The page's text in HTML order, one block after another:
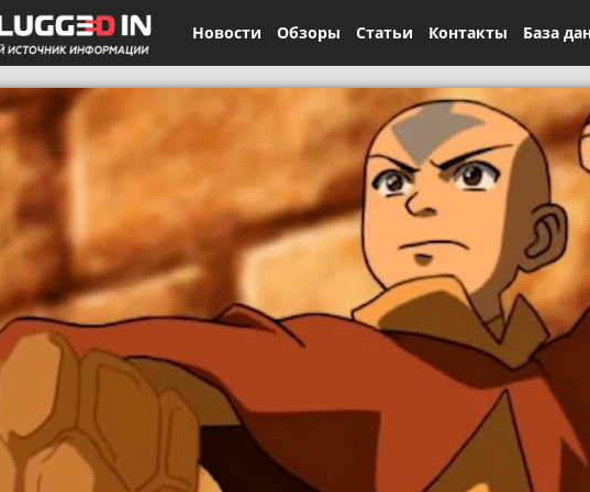
Новости Обзоры Статьи Контакты База